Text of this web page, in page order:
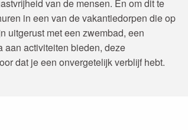
van de mensen. En om dit te
in een van de vakantiedorpen die op
uitgerust met een zwembad, een
aan activiteiten bieden, deze
dat je een onvergetelijk verblijf hebt.